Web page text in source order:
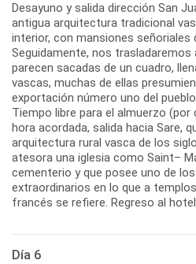
Desayuno y salida dirección San
antigua arquitectura tradicional
interior, con mansiones señoriales
Seguidamente, nos trasladaremos
parecen sacadas de un cuadro,
vascas, muchas de ellas
exportación número uno del
Tiempo libre para el almuerzo (por
hora acordada, salida hacia Sare,
arquitectura rural vasca de los
atesora una iglesia como Saint–
cementerio y que posee uno de
extraordinarios en lo que a
francés se refiere. Regreso al
Día 6